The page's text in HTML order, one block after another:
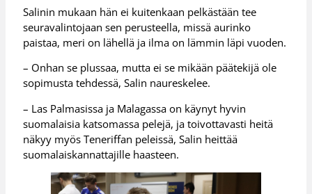
Salinin mukaan hän ei kuitenkaan pelkästään tee
seuravalintojaan sen perusteella, missä aurinko
paistaa, meri on lähellä ja ilma on lämmin läpi vuoden.
– Onhan se plussaa, mutta ei se mikään päätekijä ole
sopimusta tehdessä, Salin naureskelee.
– Las Palmasissa ja Malagassa on käynyt hyvin
suomalaisia katsomassa pelejä, ja toivottavasti heitä
näkyy myös Teneriffan peleissä, Salin heittää
suomalaiskannattajille haasteen.